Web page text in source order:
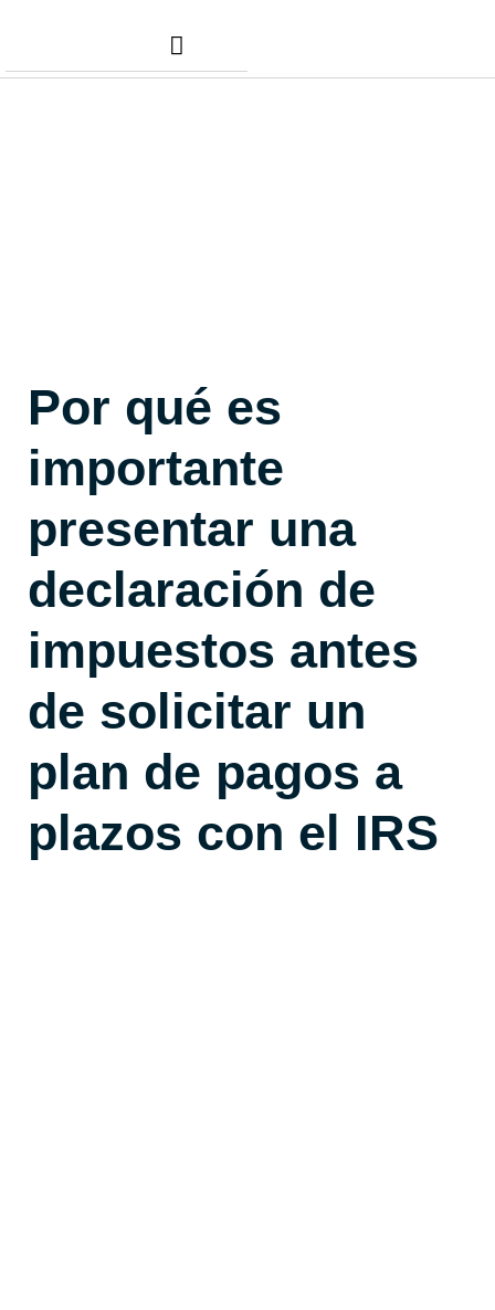
Por qué es
importante
presentar una
declaración de
impuestos antes
de solicitar un
plan de pagos a
plazos con el IRS